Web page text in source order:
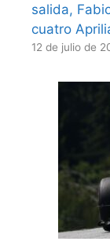
salida,
cuatro
12 de julio de